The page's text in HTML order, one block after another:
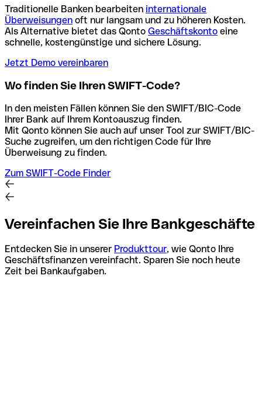
Traditionelle Banken bearbeiten internationale
Überweisungen oft nur langsam und zu höheren Kosten.
Als Alternative bietet das Qonto Geschäftskonto eine
schnelle, kostengünstige und sichere Lösung.
Jetzt Demo vereinbaren
Wo finden Sie Ihren SWIFT-Code?
In den meisten Fällen können Sie den SWIFT/BIC-Code
Ihrer Bank auf Ihrem Kontoauszug finden.
Mit Qonto können Sie auch auf unser Tool zur SWIFT/BIC-
Suche zugreifen, um den richtigen Code für Ihre
Überweisung zu finden.
Zum SWIFT-Code Finder
Vereinfachen Sie Ihre Bankgeschäfte
Entdecken Sie in unserer Produkttour, wie Qonto Ihre
Geschäftsfinanzen vereinfacht. Sparen Sie noch heute
Zeit bei Bankaufgaben.